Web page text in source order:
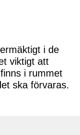
i de
viktigt att
i rummet
ska förvaras.